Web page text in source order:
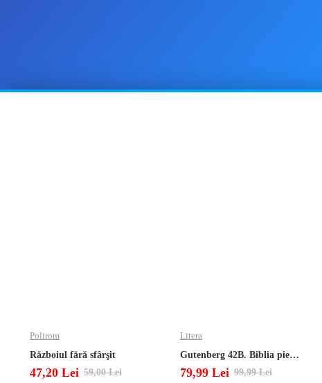
Polirom
Războiul fără sfârşit
47,20 Lei 59,00 Lei
Litera
Gutenberg 42B. Biblia pierduta
79,99 Lei 99,99 Lei